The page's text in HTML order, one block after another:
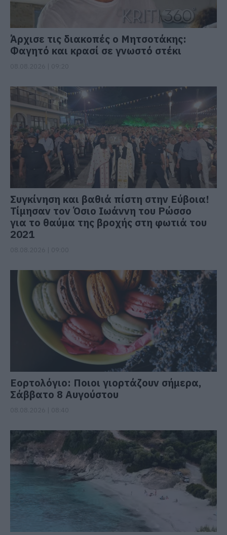
Άρχισε τις διακοπές ο Μητσοτάκης:
Φαγητό και κρασί σε γνωστό στέκι
Συγκίνηση και βαθιά πίστη στην Εύβοια!
Τίμησαν τον Όσιο Ιωάννη του Ρώσσο
για το θαύμα της βροχής στη φωτιά του
2021
Εορτολόγιο: Ποιοι γιορτάζουν σήμερα,
Σάββατο 8 Αυγούστου